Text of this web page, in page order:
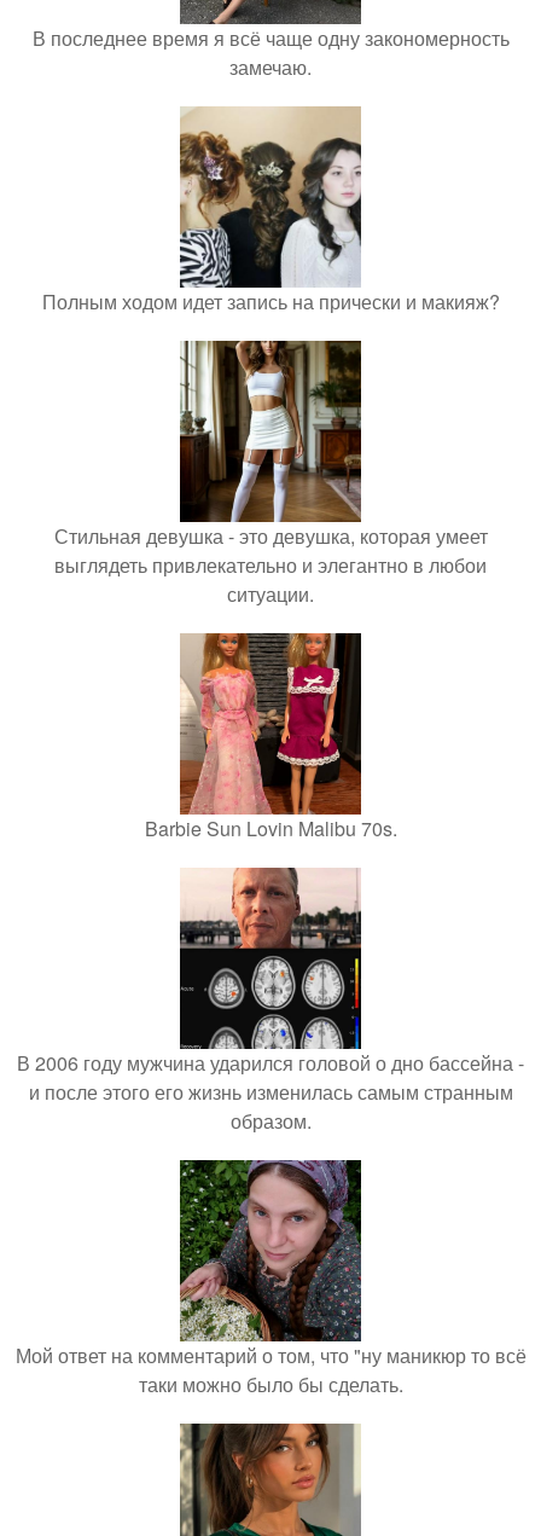
В последнее время я всё чаще одну закономерность
замечаю.
Полным ходом идет запись на прически и макияж?
Стильная девушка - это девушка, которая умеет
выглядеть привлекательно и элегантно в любои
ситуации.
Barbie Sun Lovin Malibu 70s.
В 2006 году мужчина ударился головой о дно бассейна -
и после этого его жизнь изменилась самым странным
образом.
Мой ответ на комментарий о том, что "ну маникюр то всё
таки можно было бы сделать.